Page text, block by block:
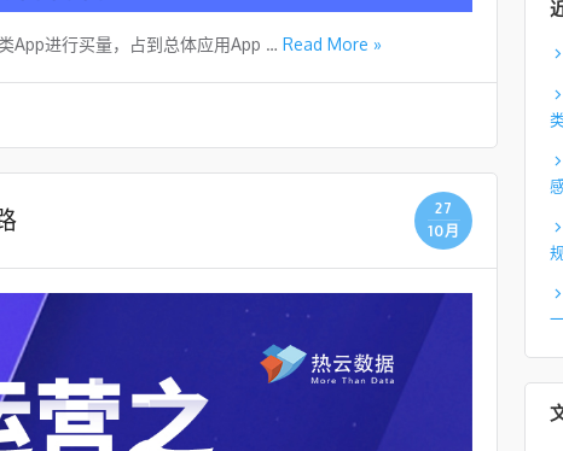
App进行买量，占到总体应用App … Read More »
27
10月